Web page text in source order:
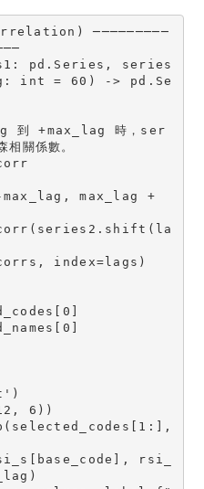
─────────
pd.Series, series
int = 60) -> pd.Se
關係數。
6))